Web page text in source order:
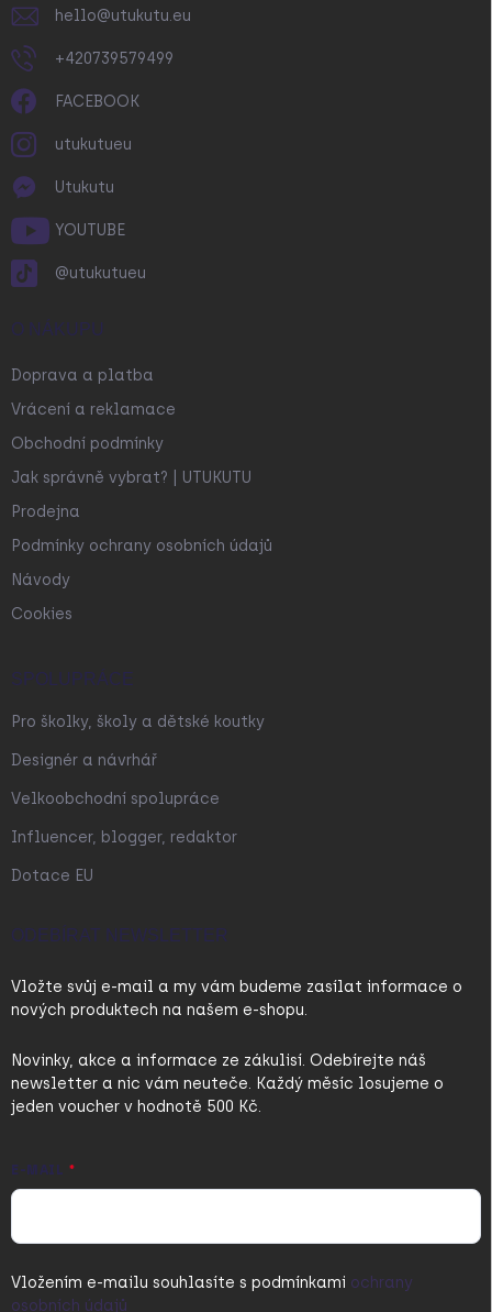
hello@utukutu.eu
+420739579499
FACEBOOK
utukutueu
Utukutu
YOUTUBE
@utukutueu
O NÁKUPU
Doprava a platba
Vrácení a reklamace
Obchodní podmínky
Jak správně vybrat? | UTUKUTU
Prodejna
Podmínky ochrany osobních údajů
Návody
Cookies
SPOLUPRÁCE
Pro školky, školy a dětské koutky
Designér a návrhář
Velkoobchodní spolupráce
Influencer, blogger, redaktor
Dotace EU
ODEBÍRAT NEWSLETTER
Vložte svůj e-mail a my vám budeme zasílat informace o
nových produktech na našem e-shopu.
Novinky, akce a informace ze zákulisí. Odebírejte náš
newsletter a nic vám neuteče. Každý měsíc losujeme o
jeden voucher v hodnotě 500 Kč.
E-MAIL
Vložením e-mailu souhlasíte s podmínkami ochrany
osobních údajů